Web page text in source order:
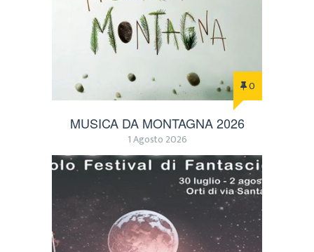
0
MUSICA DA MONTAGNA 2026
1 Agosto 2026